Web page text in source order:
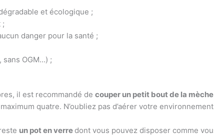
et écologique ;
;
danger pour la santé ;
OGM…) ;
il est recommandé decouper un petit bout de la mèche
quatre. N’oubliez pas d’aérer votre
un pot en verre dont vous pouvez disposer comme